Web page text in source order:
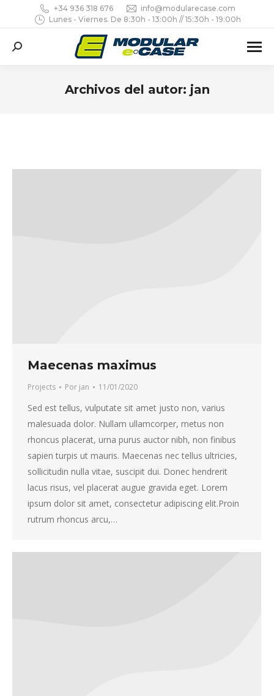
+34 936 318 676
info@modularecase.com
Lunes - Viernes. De 8:30h - 13:00h // 15:30h - 19:00h
Buscar:
Archivos del autor: jan
Maecenas maximus
Projects Por jan 11/01/2020
Sed est tellus, vulputate sit amet justo non, varius
malesuada dolor. Nullam ullamcorper, metus non
rhoncus placerat, urna purus auctor nibh, non finibus
sapien turpis ut mauris. Maecenas nec tellus ultricies,
sollicitudin nulla vitae, suscipit dui. Donec hendrerit
lacus risus, vel placerat augue gravida eget. Lorem
ipsum dolor sit amet, consectetur adipiscing elit.Proin
rutrum rhoncus arcu,…